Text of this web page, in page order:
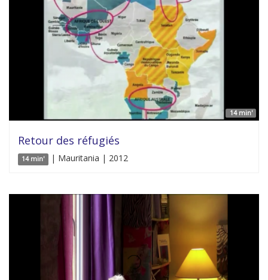
14 min'
Retour des réfugiés
14 min' | Mauritania | 2012